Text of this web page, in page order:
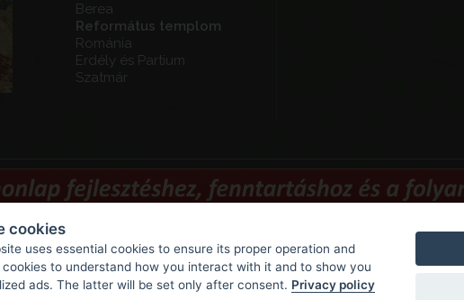
Berea
Református templom
Románia
Erdély és Partium
Szatmár
cookies
uses essential cookies to ensure its proper operation and
to understand how you interact with it and to show you
ads. The latter will be set only after consent. Privacy policy